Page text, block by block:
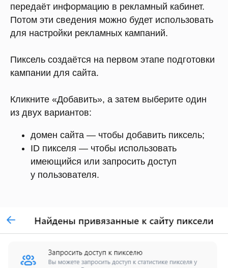
передаёт информацию в рекламный кабинет.
Потом эти сведения можно будет использовать
для настройки рекламных кампаний.
Пиксель создаётся на первом этапе подготовки
кампании для сайта.
Кликните «Добавить», а затем выберите один
из двух вариантов:
домен сайта — чтобы добавить пиксель;
ID пикселя — чтобы использовать
имеющийся или запросить доступ
у пользователя.